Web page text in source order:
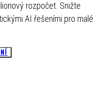
rozpočet. Snižte
AI řešeními pro malé